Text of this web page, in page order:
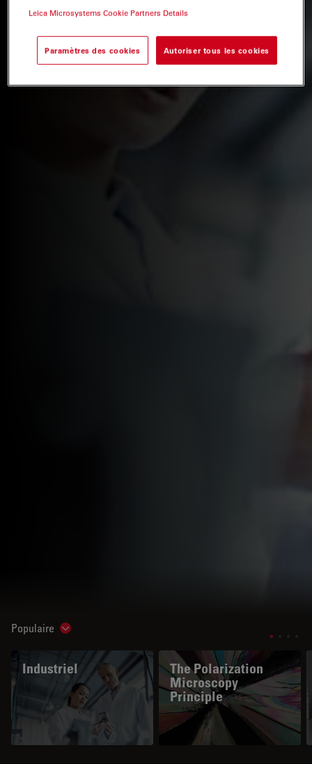
Populaire Show subnavigation
Industriel
The Polarization
Microscopy
Principle
Leica Microsystems Cookie Partners Details
Paramètres des cookies Autoriser tous les cookies